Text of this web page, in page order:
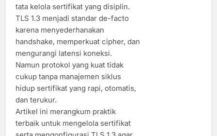
tata kelola sertifikat yang disiplin.
TLS 1.3 menjadi standar de-facto
karena menyederhanakan
handshake, memperkuat cipher, dan
mengurangi latensi koneksi.
Namun protokol yang kuat tidak
cukup tanpa manajemen siklus
hidup sertifikat yang rapi, otomatis,
dan terukur.
Artikel ini merangkum praktik
terbaik untuk mengelola sertifikat